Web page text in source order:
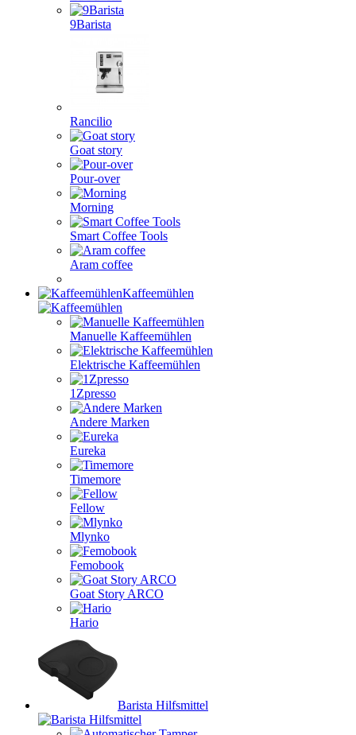
9Barista
Rancilio
Goat story
Pour-over
Morning
Smart Coffee Tools
Aram coffee
Kaffeemühlen
Manuelle Kaffeemühlen
Elektrische Kaffeemühlen
1Zpresso
Andere Marken
Eureka
Timemore
Fellow
Mlynko
Femobook
Goat Story ARCO
Hario
Barista Hilfsmittel